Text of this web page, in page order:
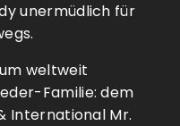
unermüdlich für
weltweit
Familie: dem
International Mr.